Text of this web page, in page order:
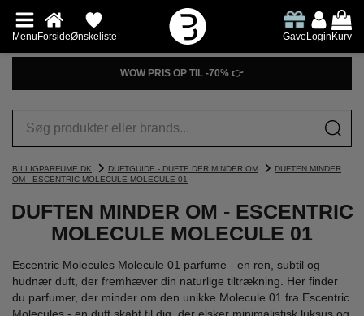
MenuForsideØnskeliste GaveLoginKurv
WOW PRIS OP TIL -70% 👉
BILLIGPARFUME.DK DUFTGUIDE - DUFTE DER MINDER OM
DUFTEN MINDER
OM - ESCENTRIC MOLECULE MOLECULE 01
DUFTEN MINDER OM - ESCENTRIC
MOLECULE MOLECULE 01
Escentric Molecules Molecule 01 parfume - en ren, subtil og
hudnær duft, der fremhæver din naturlige tiltrækning. Her finder
du parfumer, der minder om den unikke Molecule 01 fra Escentric